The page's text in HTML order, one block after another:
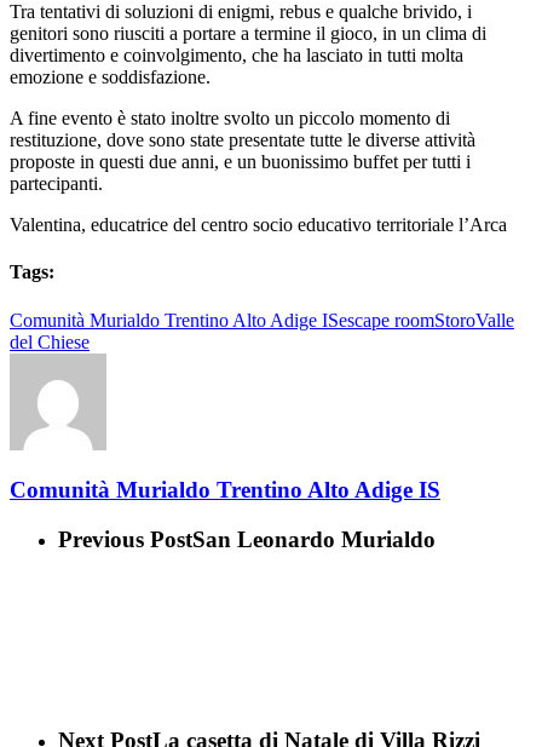
Tra tentativi di soluzioni di enigmi, rebus e qualche brivido, i
genitori sono riusciti a portare a termine il gioco, in un clima di
divertimento e coinvolgimento, che ha lasciato in tutti molta
emozione e soddisfazione.
A fine evento è stato inoltre svolto un piccolo momento di
restituzione, dove sono state presentate tutte le diverse attività
proposte in questi due anni, e un buonissimo buffet per tutti i
partecipanti.
Valentina, educatrice del centro socio educativo territoriale l’Arca
Tags:
Comunità Murialdo Trentino Alto Adige ISescape roomStoroValle
del Chiese
Comunità Murialdo Trentino Alto Adige IS
Previous PostSan Leonardo Murialdo
Next PostLa casetta di Natale di Villa Rizzi